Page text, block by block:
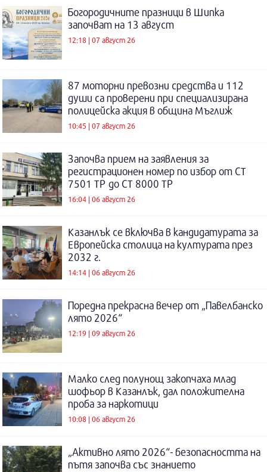
Богородичните празници в Шипка
започват на 13 август
12:18 | 07 август 26
87 моторни превозни средства и 112
души са проверени при специализирана
полицейска акция в община Мъглиж
10:45 | 07 август 26
Започва прием на заявления за
регистрационен номер по избор от СТ
7501 ТР до СТ 8000 ТР
16:04 | 06 август 26
Казанлък се включва в кандидатурата за
Европейска столица на културата през
2032 г.
14:14 | 06 август 26
Поредна прекрасна вечер от „Павелбанско
лято 2026“
12:19 | 09 август 26
Малко след полунощ закопчаха млад
шофьор в Казанлък, дал положителна
проба за наркотици
10:08 | 06 август 26
„Активно лято 2026“- безопасността на
пътя започва със знанието